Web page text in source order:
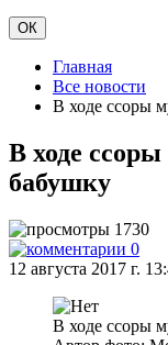
ОК
Главная
Все новости
В ходе ссоры
В ходе
бабушку
1730
0
12 августа 2017 г.
В ходе ссоры